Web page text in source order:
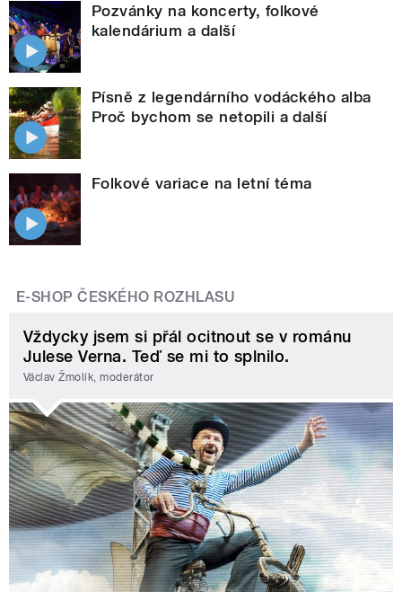
Pozvánky na koncerty, folkové
kalendárium a další
Písně z legendárního vodáckého alba
Proč bychom se netopili a další
Folkové variace na letní téma
E-SHOP ČESKÉHO ROZHLASU
Vždycky jsem si přál ocitnout se v románu
Julese Verna. Teď se mi to splnilo.
Václav Žmolík, moderátor